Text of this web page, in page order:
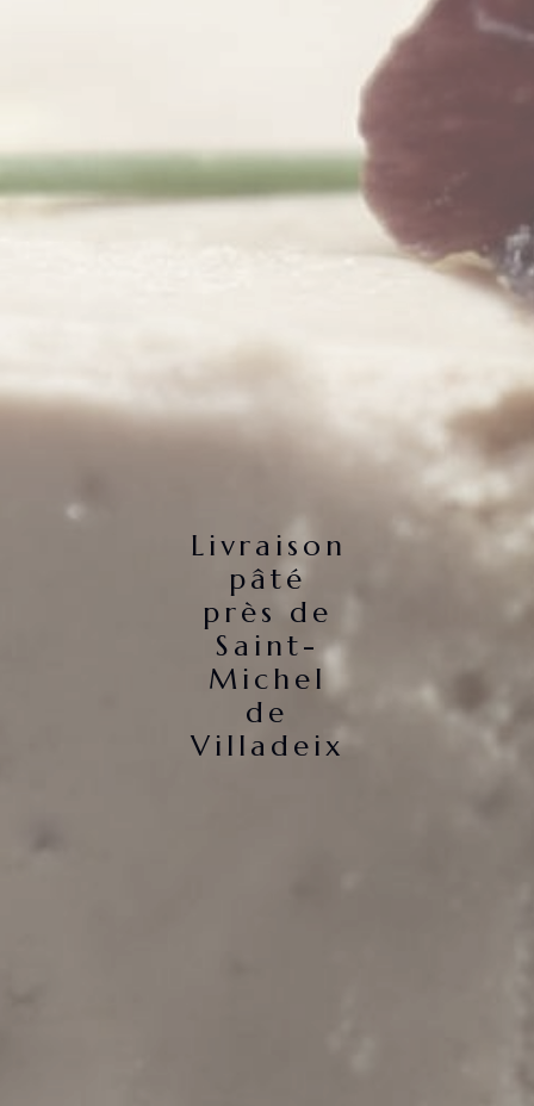
Livraison
pâté
près de
Saint-
Michel
de
Villadeix